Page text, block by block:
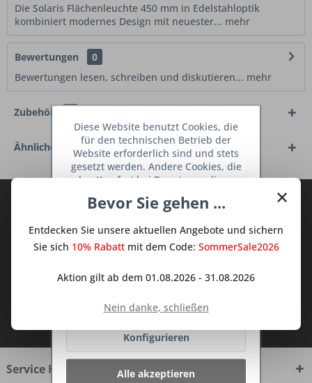
Die Solaris Flächenleuchte 450 mm in Edelstahloptik
kombiniert modernes Design mit neuester... mehr
Bewertungen
0
Bewertungen lesen, schreiben und diskutieren... mehr
Zubehör
Ähnliche Artikel
Abonnieren Sie den kostenlosen Deine
Sie keine Neuigkeit oder Aktion mehr aus
dem Traum Küchen - Shop.
Ich habe dieDatenschutzbestimmungen
zur Kenntnis genommen.
Service Hotline
×
Bevor Sie gehen ...
Entdecken Sie unsere aktuellen Angebote und sichern
Sie sich 10% Rabattmit dem Code: SommerSale2026
Aktion gilt ab dem 01.08.2026 - 31.08.2026
Nein danke, schließen
Diese Website benutzt Cookies, die
für den technischen Betrieb der
Website erforderlich sind und stets
gesetzt werden. Andere Cookies, die
den Komfort bei Benutzung dieser
dienen oder die Interaktion mit
Netzwerken vereinfachen sollen,
werden nur mit Ihrer Zustimmung
Ablehnen
Konfigurieren
Alle akzeptieren